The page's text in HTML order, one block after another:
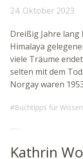
24. Oktober 2023
Dreißig Jahre lang
Himalaya
viele Träume
selten mit dem
Norgay waren
Buchtipps für
Kathrin